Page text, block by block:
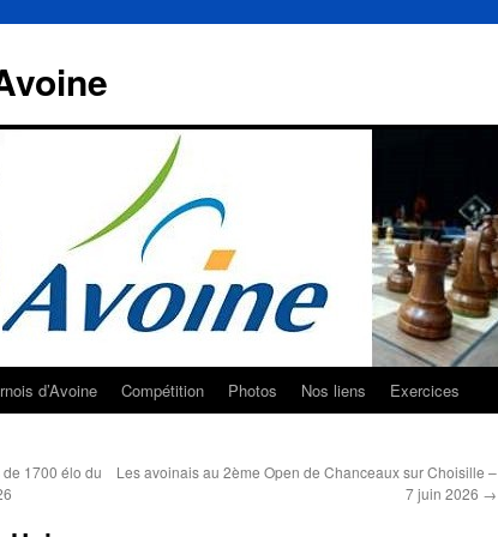
d’Avoine Compétition Photos Nos liens Exercices
1700 élo du
Les avoinais au 2ème Open de Chanceaux sur Choisille –
7 juin 2026 →